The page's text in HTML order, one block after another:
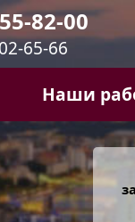
82-00
65-66
Наши